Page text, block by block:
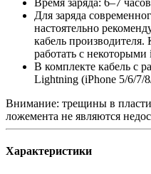
Для заряда
настоятельно
кабель
работать с
В комплекте кабель с
Lightning (iPhone 5/6/7/
Внимание: трещины в
ложемента не являются
Характеристики